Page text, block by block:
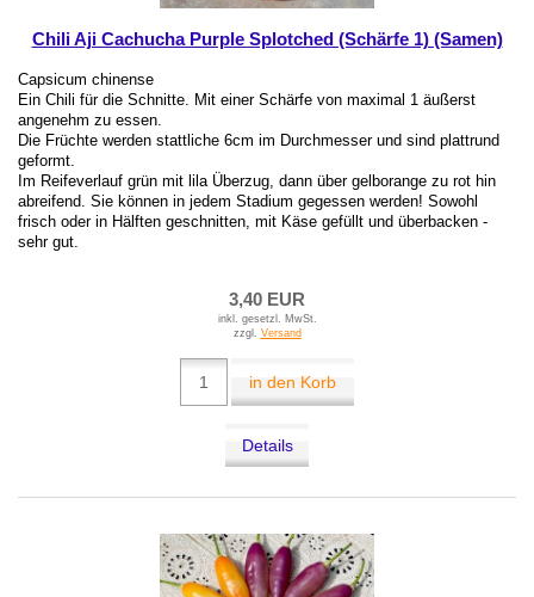
Chili Aji Cachucha Purple Splotched (Schärfe 1) (Samen)
Capsicum chinense
Ein Chili für die Schnitte. Mit einer Schärfe von maximal 1 äußerst
angenehm zu essen.
Die Früchte werden stattliche 6cm im Durchmesser und sind plattrund
geformt.
Im Reifeverlauf grün mit lila Überzug, dann über gelborange zu rot hin
abreifend. Sie können in jedem Stadium gegessen werden! Sowohl
frisch oder in Hälften geschnitten, mit Käse gefüllt und überbacken -
sehr gut.
3,40 EUR
inkl. gesetzl. MwSt.
zzgl. Versand
in den Korb
Details